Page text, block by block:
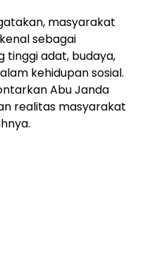
masyarakat
sebagai
tinggi adat, budaya,
kehidupan sosial.
Abu Janda
realitas masyarakat